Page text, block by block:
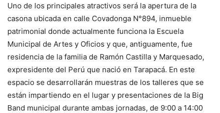
Uno de los principales atractivos será la apertura de la
casona ubicada en calle Covadonga N°894, inmueble
patrimonial donde actualmente funciona la Escuela
Municipal de Artes y Oficios y que, antiguamente, fue
residencia de la familia de Ramón Castilla y Marquesado,
expresidente del Perú que nació en Tarapacá. En este
espacio se desarrollarán muestras de los talleres que se
están impartiendo en el lugar y presentaciones de la Big
Band municipal durante ambas jornadas, de 9:00 a 14:00